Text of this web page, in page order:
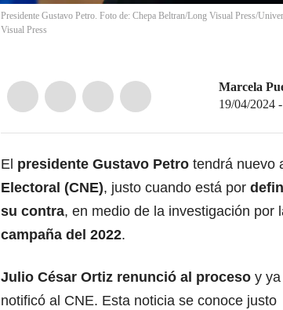
Presidente Gustavo Petro. Foto de: Chepa Beltran/Long Visual Press/
Visual Press
Marcela
19/04/2024
El presidente Gustavo Petro tendrá nuevo
Electoral (CNE), justo cuando está por
su contra, en medio de la investigación por
campaña del 2022.
Julio César Ortiz renunció al proceso y ya
notificó al CNE. Esta noticia se conoce justo